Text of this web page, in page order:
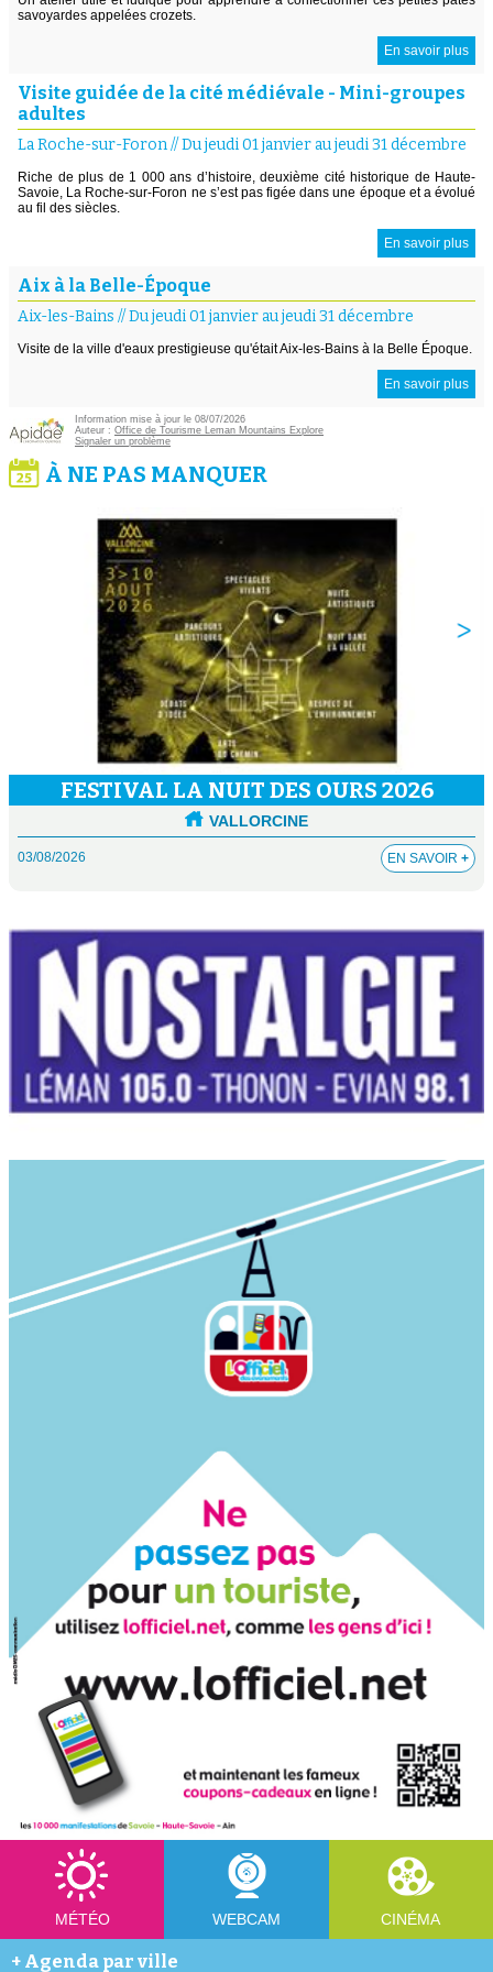
savoyardes appelées crozets.
En savoir plus
Visite guidée de la cité médiévale - Mini-groupes
adultes
La Roche-sur-Foron//Du jeudi 01 janvier au jeudi 31 décembre
Riche de plus de 1 000 ans d’histoire, deuxième cité historique de Haute-
Savoie, La Roche-sur-Foron ne s’est pas figée dans une époque et a évolué
au fil des siècles.
En savoir plus
Aix à la Belle-Époque
Aix-les-Bains //Du jeudi 01 janvier au jeudi 31 décembre
Visite de la ville d'eaux prestigieuse qu'était Aix-les-Bains à la Belle Époque.
En savoir plus
Information mise à jour le 08/07/2026
Auteur : Office de Tourisme Leman Mountains Explore
Signaler un problème
À NE PAS MANQUER
FESTIVAL LA NUIT DES OURS 2026
VALLORCINE
03/08/2026 EN SAVOIR +
MÉTÉO WEBCAM CINÉMA
+ Agenda par ville